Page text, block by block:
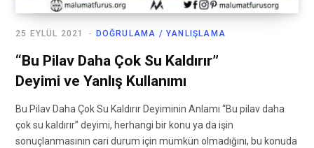
DOĞRULAMA / YANLIŞLAMA
25 EYLÜL 2021
“Bu Pilav Daha Çok Su Kaldırır”
Deyimi ve Yanlış Kullanımı
Bu Pilav Daha Çok Su Kaldırır Deyiminin Anlamı “Bu pilav daha
çok su kaldırır” deyimi, herhangi bir konu ya da işin
sonuçlanmasının cari durum için mümkün olmadığını, bu konuda